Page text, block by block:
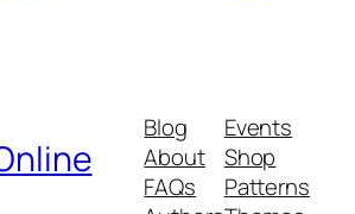
Blog
About
FAQs
Events
Shop
Patterns